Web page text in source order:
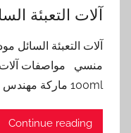
آلات التعبئة
100ml ماركة مهندس منسي الموديل 403
Continue reading